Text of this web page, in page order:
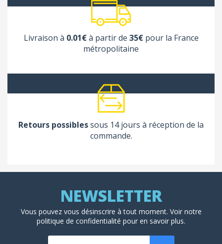
Livraison à 0.01€à partir de 35€pour la France
métropolitaine
Retours possiblessous 14 jours à réception de la
commande.
Vous pouvez vous désinscrire à tout moment. Voir notre
politique de confidentialité pour en savoir plus.